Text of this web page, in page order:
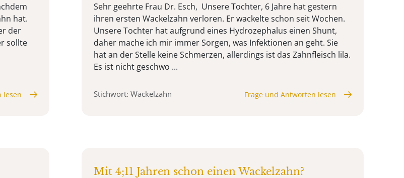
hat.
der
sollte
lesen
Sehr geehrte Frau Dr. Esch, Unsere Tochter, 6 Jahre hat gestern
ihren ersten Wackelzahn verloren. Er wackelte schon seit Wochen.
Unsere Tochter hat aufgrund eines Hydrozephalus einen Shunt,
daher mache ich mir immer Sorgen, was Infektionen an geht. Sie
hat an der Stelle keine Schmerzen, allerdings ist das Zahnfleisch lila.
Es ist nicht geschwo ...
Stichwort: Wackelzahn Frage und Antworten lesen
Mit 4;11 Jahren schon einen Wackelzahn?